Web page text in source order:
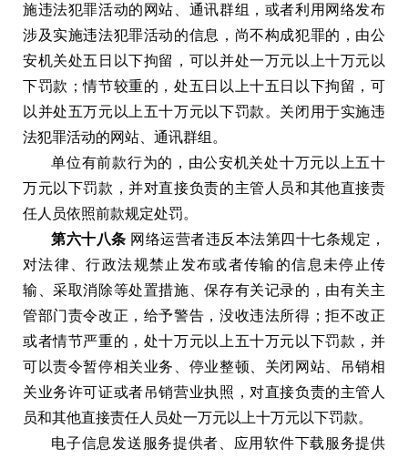
施违法犯罪活动的网站
通讯群组 ， 或者利用网络发布
涉及实施违法犯罪活动的信息 ， 尚不构成犯罪的 ， 由公
安机关处五日以下拘留 ， 可以并处一万元以上十万元以
下罚款 ；情节较重的 ，处五日以上十五日以下拘留 ，可
以并处五万元以上五十万元以下罚款 。 关闭用于实施违
法犯罪活动的网站
通讯群组 。
单位有前款行为的 ， 由公安机关处十万元以上五十
万元以下罚款 ，并对直接负责的主管人员和其他直接责
任人员依照前款规定处罚。
第六十八条 网络运营者违反本法第四十七条规定 ，
对法律 、行政法规禁止发布或者传输的信息未停止传
输 、采取消除等处置措施 、保存有关记录的 ， 由有关主
管部门责令改正 ， 给予警告 ， 没收违法所得 ； 拒不改正
或者情节严重的 ， 处十万元以上五十万元以下罚款 ，并
可以责令暂停相关业务
停业整顿 关闭网站
吊销相
关业务许可证或者吊销营业执照 ， 对直接负责的主管人
员和其他直接责任人员处一万元以上十万元以下罚款。
电子信息发送服务提供者
应用软件下载服务提供